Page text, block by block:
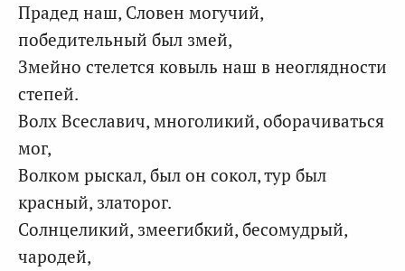
Прадед наш, Словен могучий,
победительный был змей,
Змейно стелется ковыль наш в неоглядности
степей.
Волх Всеславич, многоликий, оборачиваться
мог,
Волком рыскал, был он сокол, тур был
красный, златорог.
Солнцеликий, змеегибкий, бесомудрый,
чародей,